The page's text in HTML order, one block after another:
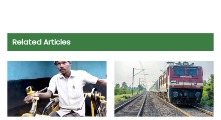
e
b
o
k
t
s
p
p
t
t
r
e
a
m
i
y
n
k
r
Related Articles